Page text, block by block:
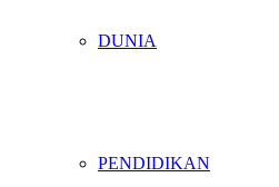
DUNIA
PENDIDIKAN